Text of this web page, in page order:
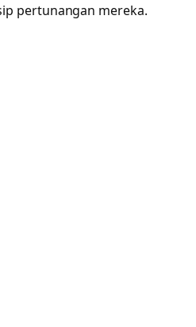
pertunangan mereka.